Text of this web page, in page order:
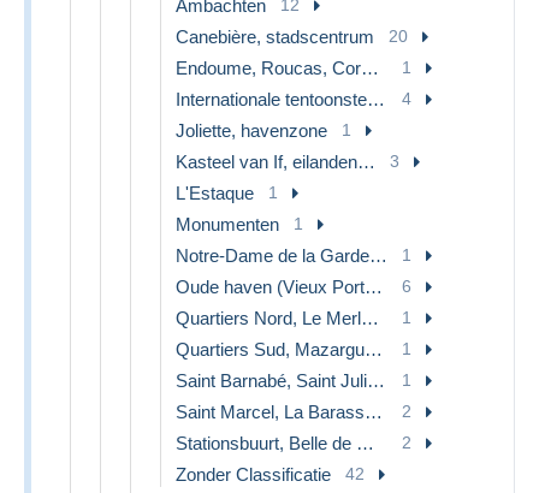
Ambachten 12
Canebière, stadscentrum 20
Endoume, Roucas, Corniche, stranden 1
Internationale tentoonstelling voor elektriciteit en andere 4
Joliette, havenzone 1
Kasteel van If, eilanden… 3
L'Estaque 1
Monumenten 1
Notre-Dame de la Garde, lift en de Heilige maagd 1
Oude haven (Vieux Port), Saint Victor, De Panier 6
Quartiers Nord, Le Merlan, Saint Antoine 1
Quartiers Sud, Mazargues, Bonneveine, Pointe Rouge, Calanques, 1
Saint Barnabé, Saint Julien, Montolivet 1
Saint Marcel, La Barasse, St Menet 2
Stationsbuurt, Belle de Mai, Plombières 2
Zonder Classificatie 42